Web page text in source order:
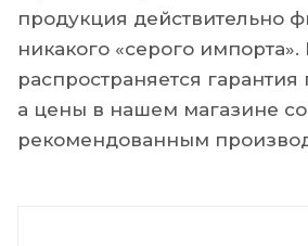
продукция действительно
никакого «серого
распространяется
а цены в нашем магазине
рекомендованным